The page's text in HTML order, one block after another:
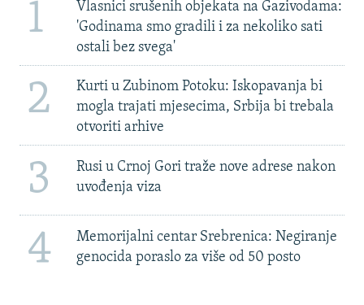
1
Vlasnici srušenih objekata na Gazivodama:
'Godinama smo gradili i za nekoliko sati
ostali bez svega'
2
Kurti u Zubinom Potoku: Iskopavanja bi
mogla trajati mjesecima, Srbija bi trebala
otvoriti arhive
3
Rusi u Crnoj Gori traže nove adrese nakon
uvođenja viza
4
Memorijalni centar Srebrenica: Negiranje
genocida poraslo za više od 50 posto